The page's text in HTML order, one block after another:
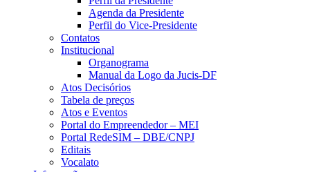
Agenda da Presidente
Perfil do Vice-Presidente
Contatos
Institucional
Organograma
Manual da Logo da Jucis-DF
Atos Decisórios
Tabela de preços
Atos e Eventos
Portal do Empreendedor – MEI
Portal RedeSIM – DBE/CNPJ
Editais
Vocalato